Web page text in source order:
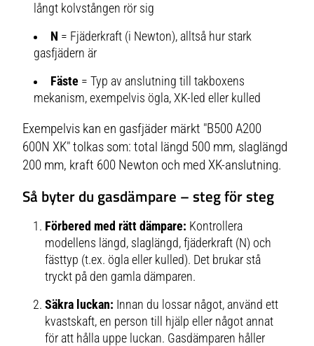
långt kolvstången rör sig
N = Fjäderkraft (i Newton), alltså hur stark
gasfjädern är
Fäste = Typ av anslutning till takboxens
mekanism, exempelvis ögla, XK-led eller kulled
Exempelvis kan en gasfjäder märkt "B500 A200
600N XK" tolkas som: total längd 500 mm, slaglängd
200 mm, kraft 600 Newton och med XK-anslutning.
Så byter du gasdämpare – steg för steg
Förbered med rätt dämpare: Kontrollera
modellens längd, slaglängd, fjäderkraft (N) och
fästtyp (t.ex. ögla eller kulled). Det brukar stå
tryckt på den gamla dämparen.
Säkra luckan: Innan du lossar något, använd ett
kvastskaft, en person till hjälp eller något annat
för att hålla uppe luckan. Gasdämparen håller